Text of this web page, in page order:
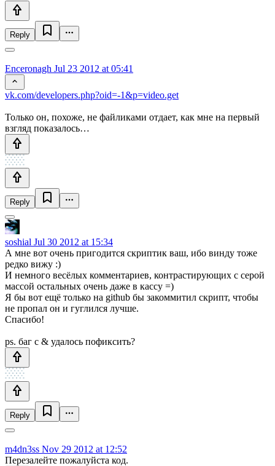
Reply
Enceronagh Jul 23 2012 at 05:41
vk.com/developers.php?oid=-1&p=video.get
Только он, похоже, не файликами отдает, как мне на первый
взгляд показалось…
Reply
soshial Jul 30 2012 at 15:34
А мне вот очень пригодится скриптик ваш, ибо винду тоже
редко вижу :)
И немного весёлых комментариев, контрастирующих с серой
массой остальных очень даже в кассу =)
Я бы вот ещё только на github бы закоммитил скрипт, чтобы
не пропал он и гуглился лучше.
Спасибо!
ps. баг с & удалось пофиксить?
Reply
m4dn3ss Nov 29 2012 at 12:52
Перезалейте пожалуйста код.